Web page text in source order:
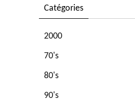
Catégories
2000
70's
80's
90's